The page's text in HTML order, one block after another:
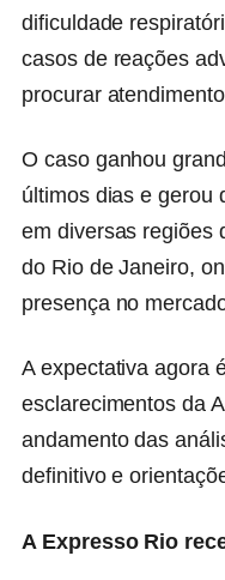
dificuldade
casos de reações
procurar
O caso ganhou
últimos dias e gerou
em diversas regiões
do Rio de Janeiro,
presença no
A expectativa agora
esclarecimentos da
andamento das
definitivo e
A Expresso Rio